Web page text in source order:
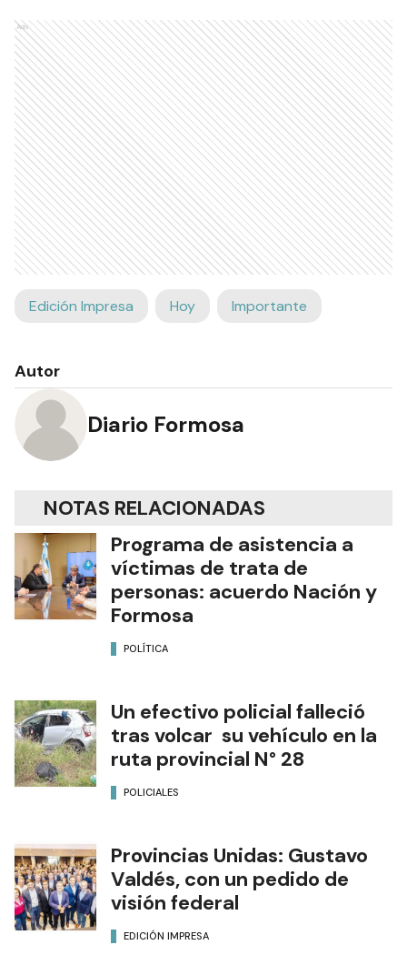
Ads
Edición Impresa Hoy Importante
Autor
Diario Formosa
NOTAS RELACIONADAS
Programa de asistencia a
víctimas de trata de
personas: acuerdo Nación y
Formosa
POLÍTICA
Un efectivo policial falleció
tras volcar su vehículo en la
ruta provincial N° 28
POLICIALES
Provincias Unidas: Gustavo
Valdés, con un pedido de
visión federal
EDICIÓN IMPRESA